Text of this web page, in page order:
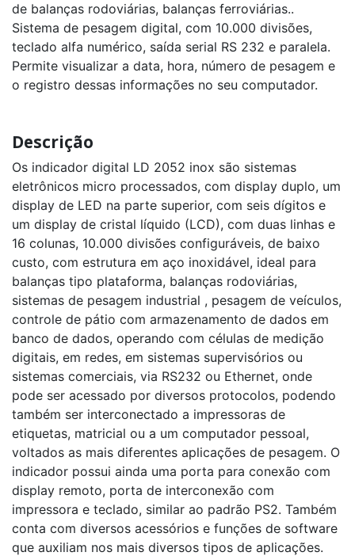
de balanças rodoviárias, balanças ferroviárias..
Sistema de pesagem digital, com 10.000 divisões,
teclado alfa numérico, saída serial RS 232 e paralela.
Permite visualizar a data, hora, número de pesagem e
o registro dessas informações no seu computador.
Descrição
Os indicador digital LD 2052 inox são sistemas
eletrônicos micro processados, com display duplo, um
display de LED na parte superior, com seis dígitos e
um display de cristal líquido (LCD), com duas linhas e
16 colunas, 10.000 divisões configuráveis, de baixo
custo, com estrutura em aço inoxidável, ideal para
balanças tipo plataforma, balanças rodoviárias,
sistemas de pesagem industrial , pesagem de veículos,
controle de pátio com armazenamento de dados em
banco de dados, operando com células de medição
digitais, em redes, em sistemas supervisórios ou
sistemas comerciais, via RS232 ou Ethernet, onde
pode ser acessado por diversos protocolos, podendo
também ser interconectado a impressoras de
etiquetas, matricial ou a um computador pessoal,
voltados as mais diferentes aplicações de pesagem. O
indicador possui ainda uma porta para conexão com
display remoto, porta de interconexão com
impressora e teclado, similar ao padrão PS2. Também
conta com diversos acessórios e funções de software
que auxiliam nos mais diversos tipos de aplicações.
Indicador
Digital
LD6000
Indicador
Digital
RF
Indicador
DP50
Indicador
Remoto
CR31
Painel
LD2030